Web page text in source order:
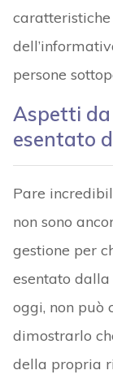
persone
Aspetti
esentato
Pare
non sono
gestione per
esentato
oggi, non può
dimostrarlo
della propria